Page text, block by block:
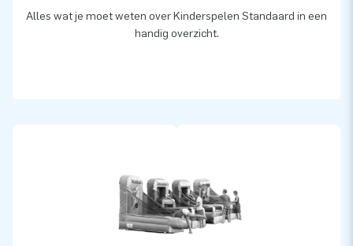
Alles wat je moet weten over Kinderspelen Standaard in een
handig overzicht.